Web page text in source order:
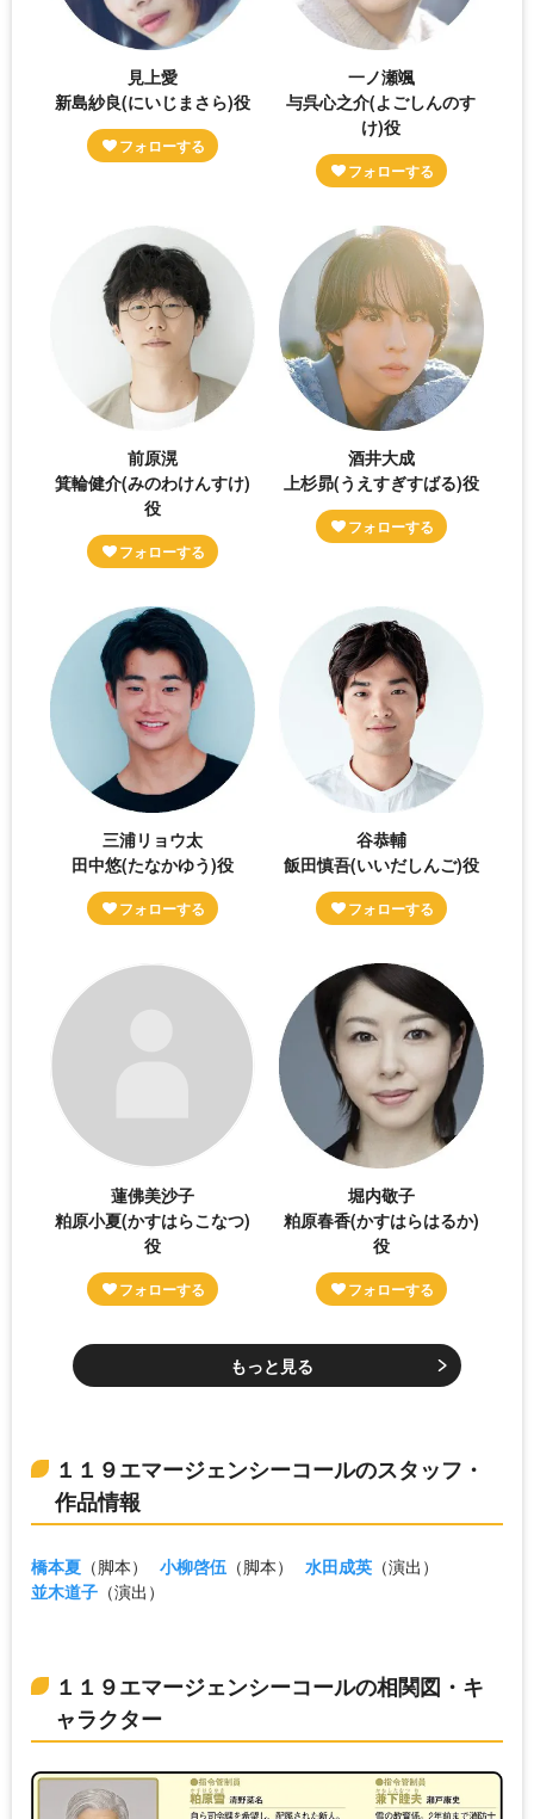
見上愛
新島紗良(にいじまさら)役
一ノ瀬颯
与呉心之介(よごしんのす
け)役
前原滉
箕輪健介(みのわけんすけ)
役
酒井大成
上杉昴(うえすぎすばる)役
三浦リョウ太
田中悠(たなかゆう)役
谷恭輔
飯田慎吾(いいだしんご)役
蓮佛美沙子
粕原小夏(かすはらこなつ)
役
堀内敬子
粕原春香(かすはらはるか)
役
もっと見る
１１９エマージェンシーコールのスタッフ・
作品情報
橋本夏 （脚本） 小柳啓伍 （脚本） 水田成英 （演出）
並木道子 （演出）
１１９エマージェンシーコールの相関図・キ
ャラクター